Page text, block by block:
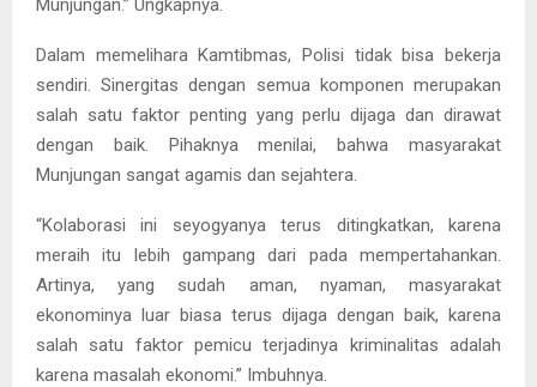
Munjungan.” Ungkapnya.
Dalam memelihara Kamtibmas, Polisi tidak bisa bekerja
sendiri. Sinergitas dengan semua komponen merupakan
salah satu faktor penting yang perlu dijaga dan dirawat
dengan baik. Pihaknya menilai, bahwa masyarakat
Munjungan sangat agamis dan sejahtera.
“Kolaborasi ini seyogyanya terus ditingkatkan, karena
meraih itu lebih gampang dari pada mempertahankan.
Artinya, yang sudah aman, nyaman, masyarakat
ekonominya luar biasa terus dijaga dengan baik, karena
salah satu faktor pemicu terjadinya kriminalitas adalah
karena masalah ekonomi.” Imbuhnya.